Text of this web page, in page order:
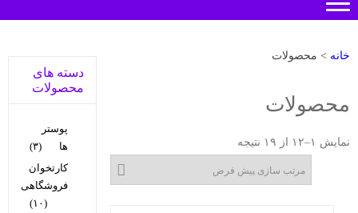
خانه > محصولات
محصولات
نمایش ۱–۱۲ از ۱۹ نتیجه
دسته های
محصولات
پوستر
ها
(۳)
کارتخوان
فروشگاهی
(۱۰)